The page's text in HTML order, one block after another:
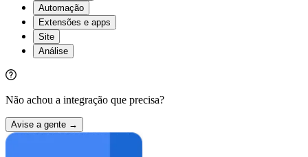
Automação
Extensões e apps
Site
Análise
Não achou a integração que precisa?
Avise a gente →